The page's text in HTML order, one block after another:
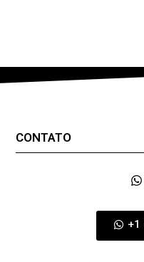
CONTATO
+1